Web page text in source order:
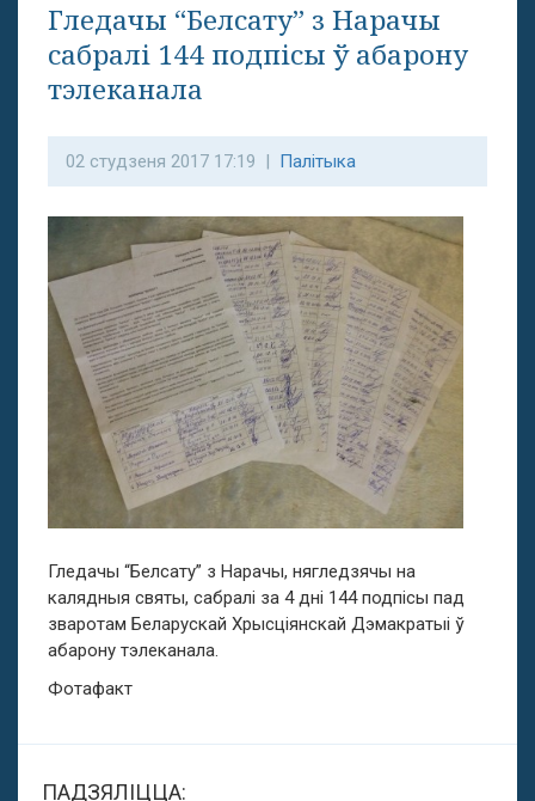
Гледачы “Белсату” з Нарачы
сабралі 144 подпісы ў абарону
тэлеканала
02 студзеня 2017 17:19 | Палітыка
Гледачы “Белсату” з Нарачы, нягледзячы на
калядныя святы, сабралі за 4 дні 144 подпісы пад
зваротам Беларускай Хрысціянскай Дэмакратыі ў
абарону тэлеканала.
Фотафакт
ПАДЗЯЛІЦЦА: